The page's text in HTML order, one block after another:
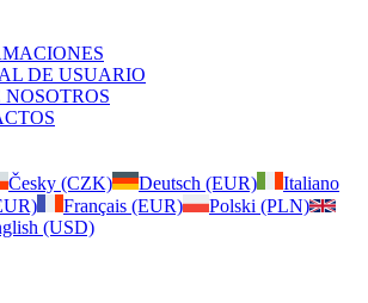
DE USUARIO
NOSOTROS
Česky (CZK) Deutsch (EUR)
Italiano
Français (EUR)
Polski (PLN)
(USD)